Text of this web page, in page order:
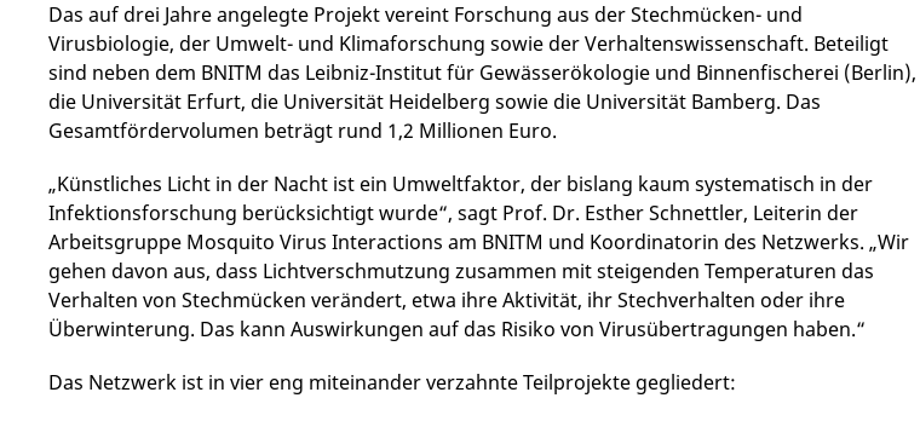
Das auf drei Jahre angelegte Projekt vereint Forschung aus der Stechmücken- und
Virusbiologie, der Umwelt- und Klimaforschung sowie der Verhaltenswissenschaft. Beteiligt
sind neben dem BNITM das Leibniz-Institut für Gewässerökologie und Binnenfischerei (Berlin),
die Universität Erfurt, die Universität Heidelberg sowie die Universität Bamberg. Das
Gesamtfördervolumen beträgt rund 1,2 Millionen Euro.
„Künstliches Licht in der Nacht ist ein Umweltfaktor, der bislang kaum systematisch in der
Infektionsforschung berücksichtigt wurde“, sagt Prof. Dr. Esther Schnettler, Leiterin der
Arbeitsgruppe Mosquito Virus Interactions am BNITM und Koordinatorin des Netzwerks. „Wir
gehen davon aus, dass Lichtverschmutzung zusammen mit steigenden Temperaturen das
Verhalten von Stechmücken verändert, etwa ihre Aktivität, ihr Stechverhalten oder ihre
Überwinterung. Das kann Auswirkungen auf das Risiko von Virusübertragungen haben.“
Das Netzwerk ist in vier eng miteinander verzahnte Teilprojekte gegliedert: